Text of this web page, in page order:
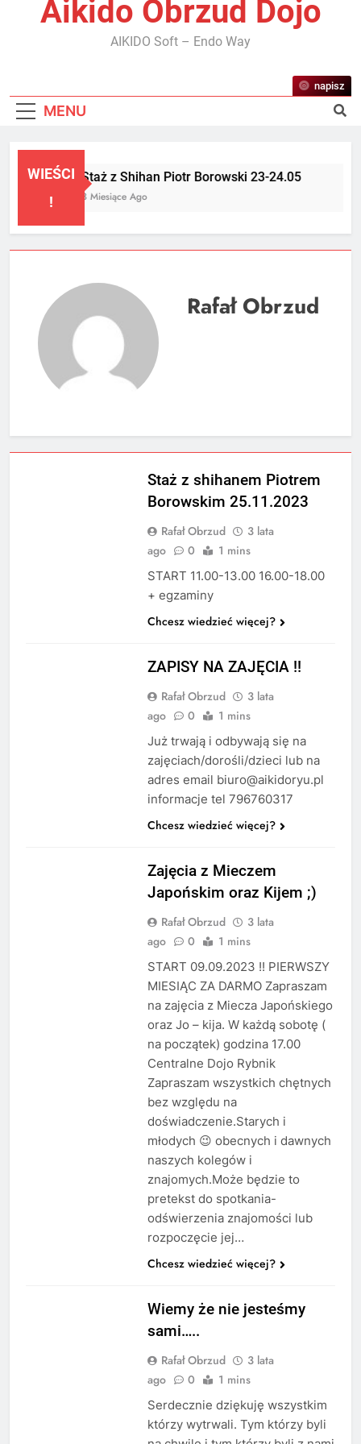
Aikido Obrzud Dojo
AIKIDO Soft – Endo Way
MENU
napisz
WIEŚCI
!
Staż z Shihan Piotr Borowski 23-24.05
3 Miesiące Ago
Rafał Obrzud
BEZ KATEGORII
Staż z shihanem Piotrem
Borowskim 25.11.2023
Rafał Obrzud
3 lata
ago
0 1 mins
START 11.00-13.00 16.00-18.00
+ egzaminy
Chcesz wiedzieć więcej?
ZAPISY NA ZAJĘCIA !!
Rafał Obrzud
3 lata
ago
0 1 mins
Już trwają i odbywają się na
zajęciach/dorośli/dzieci lub na
adres email biuro@aikidoryu.pl
informacje tel 796760317
Chcesz wiedzieć więcej?
Zajęcia z Mieczem
Japońskim oraz Kijem ;)
Rafał Obrzud
3 lata
ago
0 1 mins
START 09.09.2023 !! PIERWSZY
MIESIĄC ZA DARMO Zapraszam
na zajęcia z Miecza Japońskiego
oraz Jo – kija. W każdą sobotę (
na początek) godzina 17.00
Centralne Dojo Rybnik
Zapraszam wszystkich chętnych
bez względu na
doświadczenie.Starych i
młodych 😉 obecnych i dawnych
naszych kolegów i
znajomych.Może będzie to
pretekst do spotkania-
odświerzenia znajomości lub
rozpoczęcie jej…
Chcesz wiedzieć więcej?
Wiemy że nie jesteśmy
sami…..
Rafał Obrzud
3 lata
ago
0 1 mins
Serdecznie dziękuję wszystkim
którzy wytrwali. Tym którzy byli